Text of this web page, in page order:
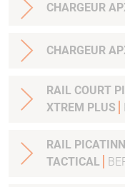
RAIL COURT
XTREM PLUS
RAIL
TACTICAL